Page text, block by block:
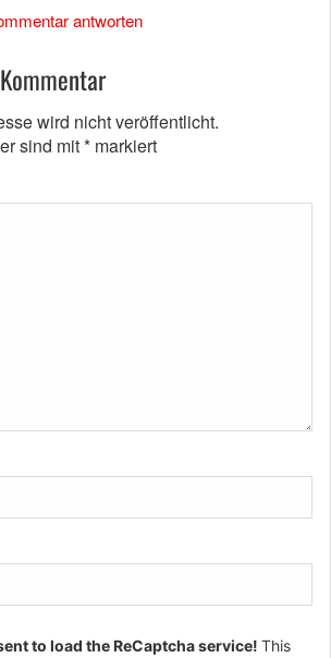
antworten
wird nicht veröffentlicht.
sind mit* markiert
to load the ReCaptcha service! This